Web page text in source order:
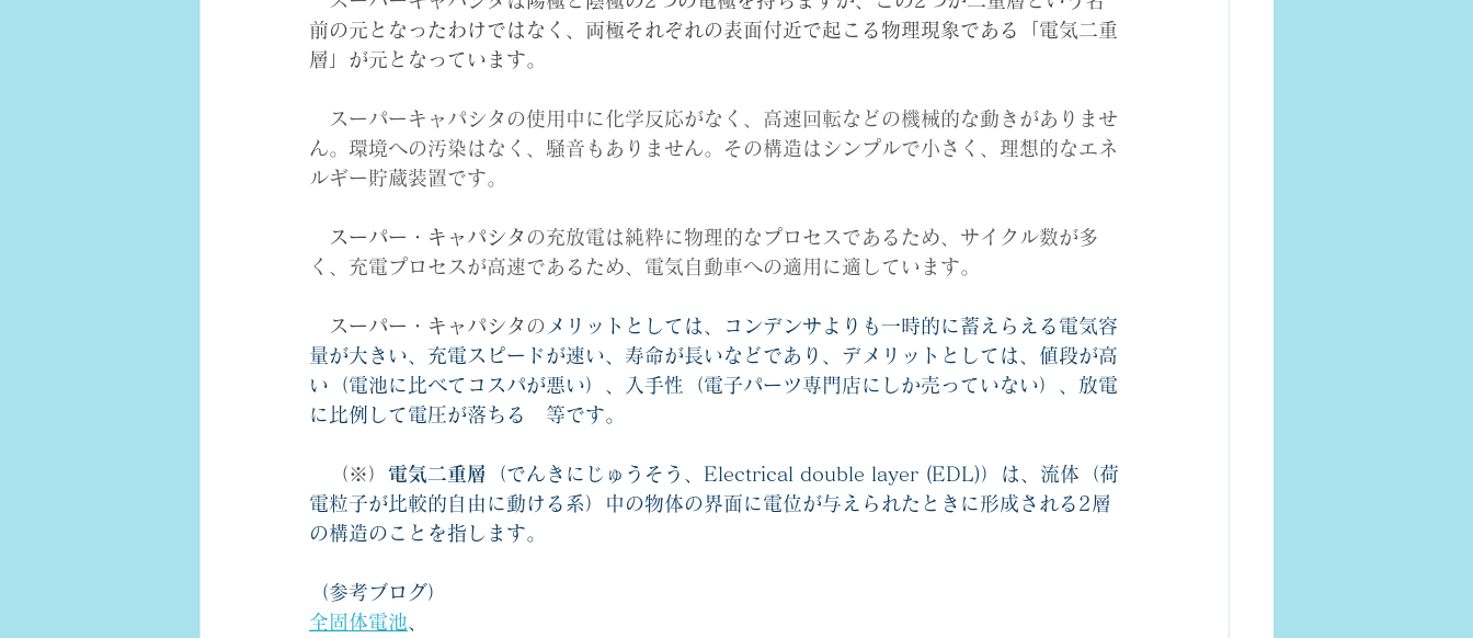
前の元となったわけではなく、両極それぞれの表面付近で起こる物理現象である「電気二重
層」が元となっています。
スーパーキャパシタの使用中に化学反応がなく、高速回転などの機械的な動きがありませ
ん。環境への汚染はなく、騒音もありません。その構造はシンプルで小さく、理想的なエネ
ルギー貯蔵装置です。
スーパー・キャパシタ の充放電は純粋に物理的なプロセスであるため、サイクル数が多
く、充電プロセスが高速であるため、電気自動車への適用に適しています。
スーパー・キャパシタ の メリットとしては、コンデンサよりも一時的に蓄えらえる電気容
量が大きい、充電スピードが速い、寿命が長いなどであり、デメリットとしては、値段が高
い（電池に比べてコスパが悪い）、入手性（電子パーツ専門店にしか売っていない）、放電
に比例して電圧が落ちる　等です。
（※） 電気二重層
（でんきにじゅうそう、Electrical double layer (EDL)）は、流体（荷
電粒子が比較的自由に動ける系）中の物体の界面に電位が与えられたときに形成される2層
の構造のことを指します。
（参考ブログ）
全固体電池